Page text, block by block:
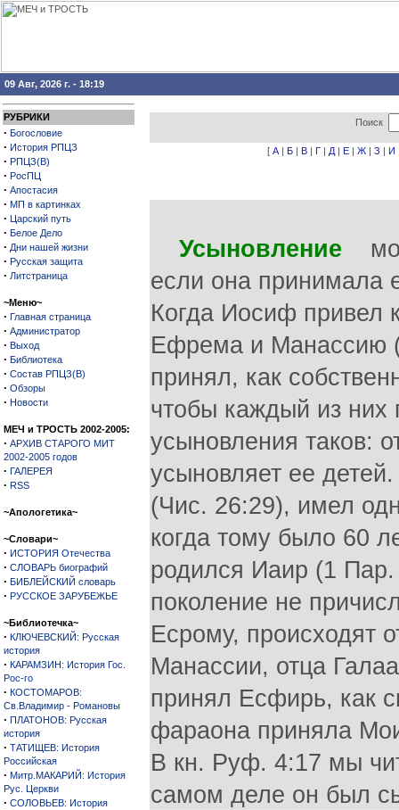
09 Авг, 2026 г. - 18:19
РУБРИКИ
· Богословие
· История РПЦЗ
· РПЦЗ(В)
· РосПЦ
· Апостасия
· МП в картинках
· Царский путь
· Белое Дело
· Дни нашей жизни
· Русская защита
· Литстраница
~Меню~
· Главная страница
· Администратор
· Выход
· Библиотека
· Состав РПЦЗ(В)
· Обзоры
· Новости
МЕЧ и ТРОСТЬ 2002-2005:
· АРХИВ СТАРОГО МИТ
2002-2005 годов
· ГАЛЕРЕЯ
· RSS
~Апологетика~
~Словари~
· ИСТОРИЯ Отечества
· СЛОВАРЬ биографий
· БИБЛЕЙСКИЙ словарь
· РУССКОЕ ЗАРУБЕЖЬЕ
~Библиотечка~
· КЛЮЧЕВСКИЙ: Русская
история
· КАРАМЗИН: История Гос.
Рос-го
· КОСТОМАРОВ:
Св.Владимир - Романовы
· ПЛАТОНОВ: Русская
история
· ТАТИЩЕВ: История
Российская
· Митр.МАКАРИЙ: История
Рус. Церкви
· СОЛОВЬЕВ: История
Поиск
[ А | Б | В | Г | Д | Е | Ж | З | И
Усыновление
если она принимала
Когда Иосиф привел
Ефрема и Манассию
принял, как
чтобы каждый из них
усыновления таков:
усыновляет ее
(Чис. 26:29), имел
когда тому было 60
родился Иаир (1
поколение не
Есрому, происходят
Манассии, отца
принял Есфирь, как
фараона приняла
В кн. Руф. 4:17 мы
самом деле он был